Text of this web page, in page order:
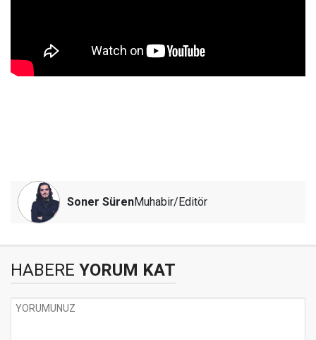
Soner SürenMuhabir/Editör
HABERE YORUM KAT